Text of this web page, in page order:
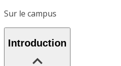
Sur le campus
Introduction